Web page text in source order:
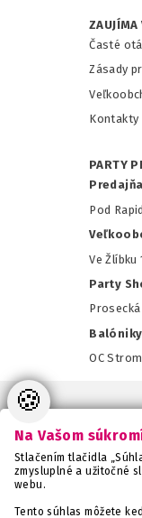
ZAUJÍMA
Časté
Zásady
Kontakty
PARTY
Pod
Ve Žlíbku
Party
OC
🍪
Na Vašom
Stlačením tlačidla
zmysluplné a užitočné
webu.
Tento súhlas môžete